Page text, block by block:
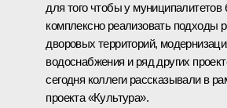
для того чтобы у
комплексно реализовать подходы
дворовых территорий,
водоснабжения и ряд других
сегодня коллеги рассказывали в
проекта «Культура».